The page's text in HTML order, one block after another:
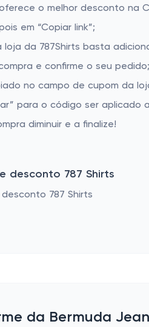
o melhor desconto na
em “Copiar link”;
loja da 787Shirts basta
e confirme o seu pedido;
no campo de cupom da
para o código ser aplicado
diminuir e a finalize!
desconto 787 Shirts
da Bermuda